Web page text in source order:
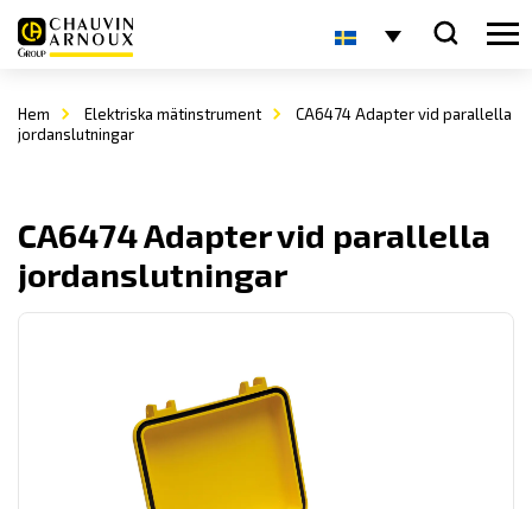
Hem Elektriska mätinstrument
CA6474 Adapter vid parallella
jordanslutningar
CA6474 Adapter vid parallella
jordanslutningar